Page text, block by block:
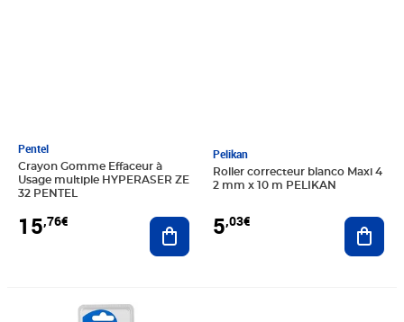
Pentel
Crayon Gomme Effaceur à
Usage multiple HYPERASER ZE
32 PENTEL
15,76€ Ajouter au panier
Pelikan
Roller correcteur blanco Maxi 4
2 mm x 10 m PELIKAN
5,03€
Prix 15,09€